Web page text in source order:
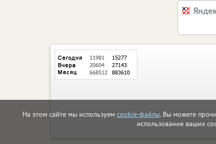
На этом сайте мы используем cookie-файлы. Вы можете
использование ваших